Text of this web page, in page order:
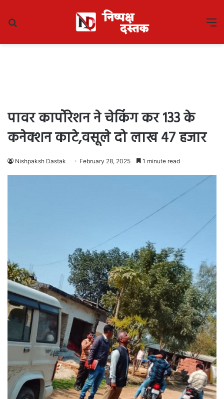
पावर कार्पोरेशन ने चेकिंग कर 133 के
कनेक्शन काटे,वसूले दो लाख 47 हजार
Nishpaksh Dastak February 28, 2025 1 minute read